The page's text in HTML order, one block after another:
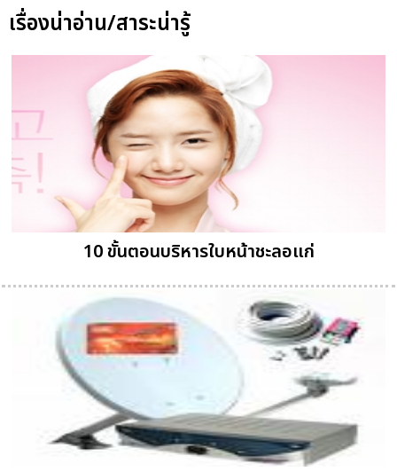
เรื่องน่าอ่าน/สาระน่ารู้
10 ขั้นตอนบริหารใบหน้าชะลอแก่